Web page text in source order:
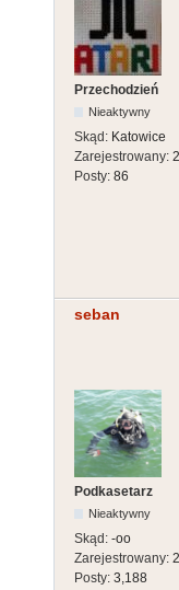
Przechodzień
Nieaktywny
Skąd: Katowice
Zarejestrowany:
Posty: 86
seban
Podkasetarz
Nieaktywny
Skąd: -oo
Zarejestrowany:
Posty: 3,188